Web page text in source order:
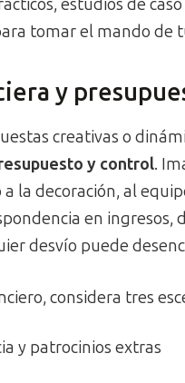
estudios de
tomar el mando de
y
creativas o
y control.
la decoración, al
en ingresos,
desvío puede
considera tres
y patrocinios extras